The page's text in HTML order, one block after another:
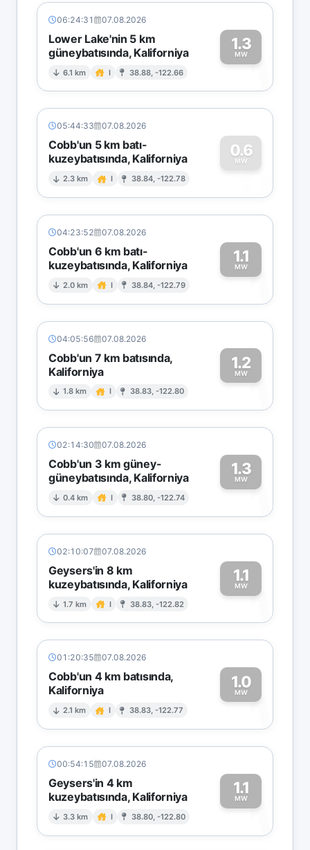
06:24:31 07.08.2026
Lower Lake'nin 5 km
güneybatısında, Kaliforniya
6.1 km I 38.88, -122.66
1.3
MW1
05:44:33 07.08.2026
Cobb'un 5 km batı-
kuzeybatısında, Kaliforniya
2.3 km I 38.84, -122.78
0.6
MW
0
04:23:52 07.08.2026
Cobb'un 6 km batı-
kuzeybatısında, Kaliforniya
2.0 km I 38.84, -122.79
1.1
MW1
04:05:56 07.08.2026
Cobb'un 7 km batısında,
Kaliforniya
1.8 km I 38.83, -122.80
1.2
MW1
02:14:30 07.08.2026
Cobb'un 3 km güney-
güneybatısında, Kaliforniya
0.4 km I 38.80, -122.74
1.3
MW1
02:10:07 07.08.2026
Geysers'in 8 km
kuzeybatısında, Kaliforniya
1.7 km I 38.83, -122.82
1.1
MW1
01:20:35 07.08.2026
Cobb'un 4 km batısında,
Kaliforniya
2.1 km I 38.83, -122.77
1.0
MW1
00:54:15 07.08.2026
Geysers'in 4 km
kuzeybatısında, Kaliforniya
3.3 km I 38.80, -122.80
1.1
MW1